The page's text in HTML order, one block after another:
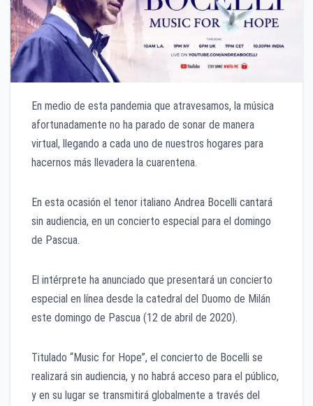
En medio de esta pandemia que atravesamos, la música
afortunadamente no ha parado de sonar de manera
virtual, llegando a cada uno de nuestros hogares para
hacernos más llevadera la cuarentena.
En esta ocasión el tenor italiano Andrea Bocelli cantará
sin audiencia, en un concierto especial para el domingo
de Pascua.
El intérprete ha anunciado que presentará un concierto
especial en línea desde la catedral del Duomo de Milán
este domingo de Pascua (12 de abril de 2020).
Titulado “Music for Hope”, el concierto de Bocelli se
realizará sin audiencia, y no habrá acceso para el público,
y en su lugar se transmitirá globalmente a través del